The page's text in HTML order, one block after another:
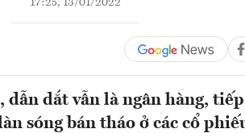
17:25, 13/01/2022
dắt vẫn là ngân hàng,
sóng bán tháo ở các cổ